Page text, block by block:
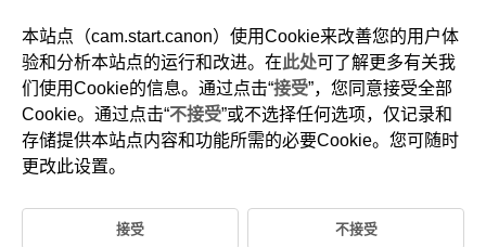
D095-065
使用触摸快门进行拍摄
本站点（cam.start.canon）使用Cookie来改善您的用户体
验和分析本站点的运行和改进。在此处可了解更多有关我
们使用Cookie的信息。通过点击“接受”，您同意接受全部
Cookie。通过点击“不接受”或不选择任何选项，仅记录和
存储提供本站点内容和功能所需的必要Cookie。您可随时
更改此设置。
接受 不接受